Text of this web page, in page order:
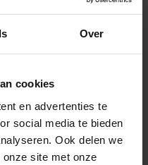
Over
cookies
en advertenties te
social media te bieden
Ook delen we
site met onze
af waarbij je kiest voor
in het
gewenste afhaaldatum.
om af te halen. Wij
en bestellen
niet voorradig zijn bij
wij alleen wanneer